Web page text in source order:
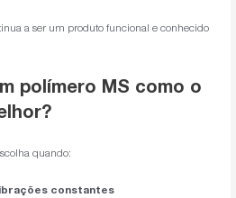
a ser um produto funcional e conhecido
polímero MS como o
quando:
constantes